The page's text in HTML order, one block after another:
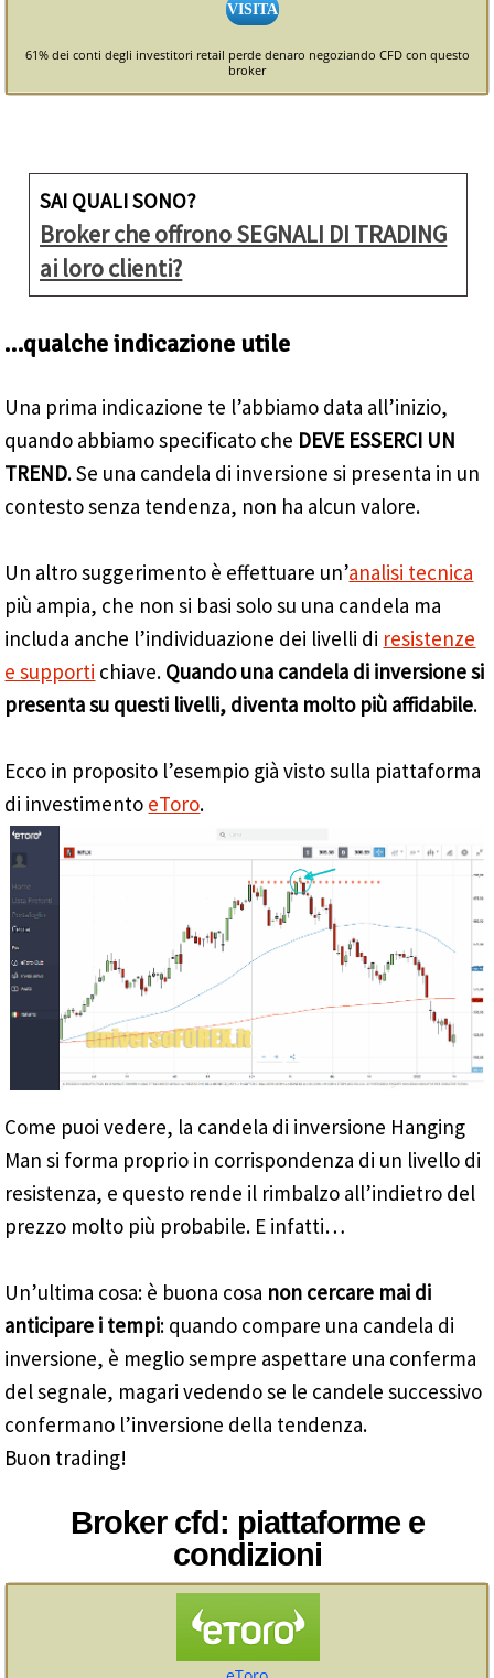
VISITA
61% dei conti degli investitori retail perde denaro negoziando CFD con questo
broker
SAI QUALI SONO?
Broker che offrono SEGNALI DI TRADING
ai loro clienti?
…qualche indicazione utile
Una prima indicazione te l’abbiamo data all’inizio,
quando abbiamo specificato che DEVE ESSERCI UN
TREND. Se una candela di inversione si presenta in un
contesto senza tendenza, non ha alcun valore.
Un altro suggerimento è effettuare un’analisi tecnica
più ampia, che non si basi solo su una candela ma
includa anche l’individuazione dei livelli di resistenze
e supporti chiave. Quando una candela di inversione si
presenta su questi livelli, diventa molto più affidabile.
Ecco in proposito l’esempio già visto sulla piattaforma
di investimento eToro.
Come puoi vedere, la candela di inversione Hanging
Man si forma proprio in corrispondenza di un livello di
resistenza, e questo rende il rimbalzo all’indietro del
prezzo molto più probabile. E infatti…
Un’ultima cosa: è buona cosa non cercare mai di
anticipare i tempi: quando compare una candela di
inversione, è meglio sempre aspettare una conferma
del segnale, magari vedendo se le candele successivo
confermano l’inversione della tendenza.
Buon trading!
Broker cfd: piattaforme e
condizioni